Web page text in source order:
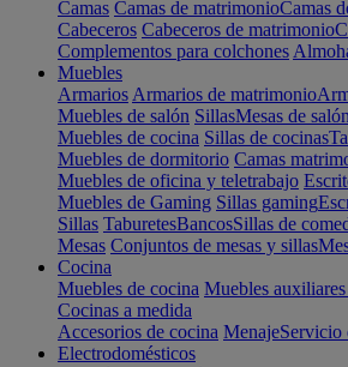
Camas Camas de matrimonioCamas
Cabeceros Cabeceros de matrimonio
Complementos para colchones
Muebles
Armarios Armarios de matrimonio
Muebles de salón SillasMesas de salón
Muebles de cocina Sillas de cocinas
Muebles de dormitorio Camas
Muebles de oficina y teletrabajo
Muebles de Gaming Sillas gaming
Sillas TaburetesBancosSillas de
Mesas Conjuntos de mesas y sillas
Cocina
Muebles de cocina Muebles
Cocinas a medida
Accesorios de cocina MenajeServicio
Electrodomésticos